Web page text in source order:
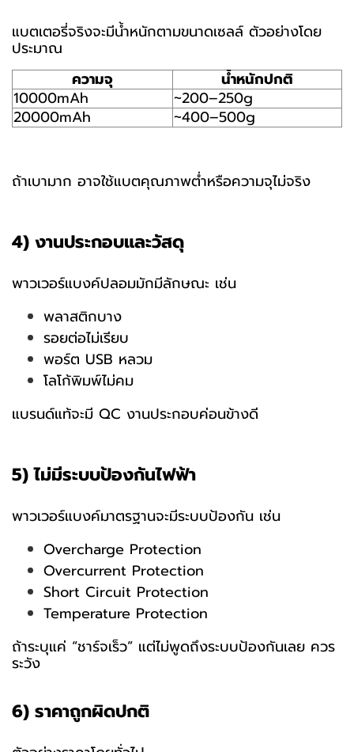
แบตเตอรี่จริงจะมีน้ำหนักตามขนาดเซลล์ ตัวอย่างโดย
ประมาณ
ความจุ
น้ำหนักปกติ
10000mAh
~200–250g
20000mAh
~400–500g
ถ้าเบามาก อาจใช้แบตคุณภาพต่ำหรือความจุไม่จริง
4) งานประกอบและวัสดุ
พาวเวอร์แบงค์ปลอมมักมีลักษณะ เช่น
พลาสติกบาง
รอยต่อไม่เรียบ
พอร์ต USB หลวม
โลโก้พิมพ์ไม่คม
แบรนด์แท้จะมี QC งานประกอบค่อนข้างดี
5) ไม่มีระบบป้องกันไฟฟ้า
พาวเวอร์แบงค์มาตรฐานจะมีระบบป้องกัน เช่น
Overcharge Protection
Overcurrent Protection
Short Circuit Protection
Temperature Protection
ถ้าระบุแค่ “ชาร์จเร็ว” แต่ไม่พูดถึงระบบป้องกันเลย ควร
ระวัง
6) ราคาถูกผิดปกติ